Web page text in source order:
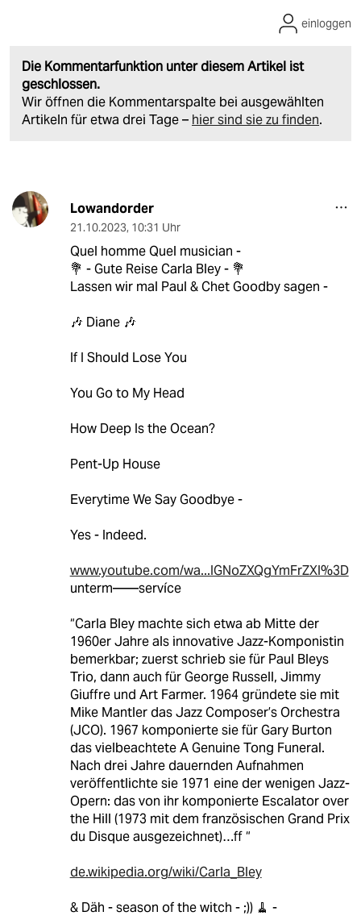
Die Kommentarfunktion unter diesem Artikel ist
geschlossen.
Wir öffnen die Kommentarspalte bei ausgewählten
Artikeln für etwa drei Tage – hier sind sie zu finden.
einloggen
Lowandorder
21.10.2023, 10:31 Uhr
Quel homme Quel musician -
💐 - Gute Reise Carla Bley - 💐
Lassen wir mal Paul & Chet Goodby sagen -
🎶 Diane 🎶
If I Should Lose You
You Go to My Head
How Deep Is the Ocean?
Pent-Up House
Everytime We Say Goodbye -
Yes - Indeed.
www.youtube.com/wa...IGNoZXQgYmFrZXI%3D
unterm——servíce
“Carla Bley machte sich etwa ab Mitte der
1960er Jahre als innovative Jazz-Komponistin
bemerkbar; zuerst schrieb sie für Paul Bleys
Trio, dann auch für George Russell, Jimmy
Giuffre und Art Farmer. 1964 gründete sie mit
Mike Mantler das Jazz Composer’s Orchestra
(JCO). 1967 komponierte sie für Gary Burton
das vielbeachtete A Genuine Tong Funeral.
Nach drei Jahre dauernden Aufnahmen
veröffentlichte sie 1971 eine der wenigen Jazz-
Opern: das von ihr komponierte Escalator over
the Hill (1973 mit dem französischen Grand Prix
du Disque ausgezeichnet)…ff “
de.wikipedia.org/wiki/Carla_Bley
& Däh - season of the witch - ;)) 🧹 -